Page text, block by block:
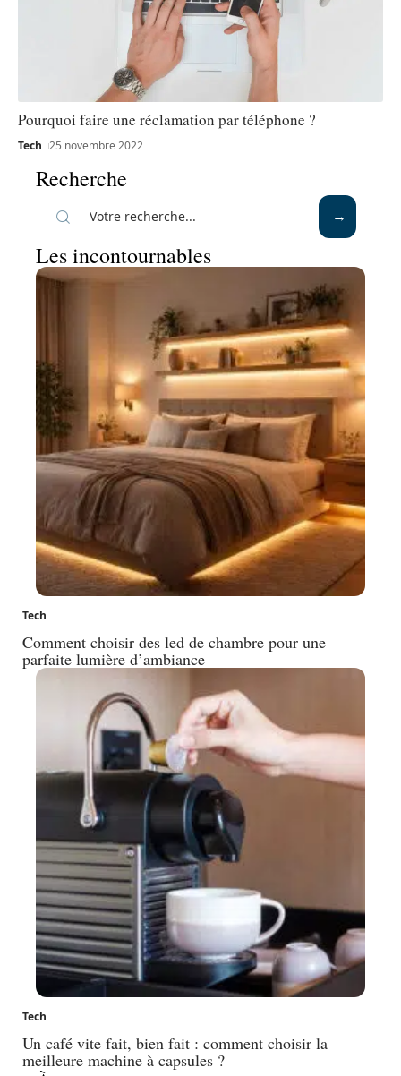
Pourquoi faire une réclamation par téléphone ?
Tech 25 novembre 2022
Recherche
Les incontournables
Tech
Comment choisir des led de chambre pour une
parfaite lumière d’ambiance
Tech
Un café vite fait, bien fait : comment choisir la
meilleure machine à capsules ?